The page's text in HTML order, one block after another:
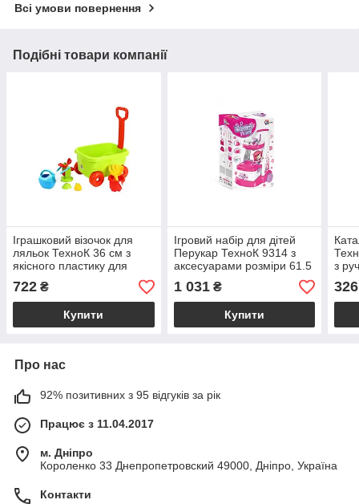
Всі умови повернення
Подібні товари компанії
Іграшковий візочок для
ляльок ТехноК 36 см з
якісного пластику для
дітей від 3 років з місткою
люлькою та великими
колесами
722 ₴
Купити
Ігровий набір для дітей
Перукар ТехноК 9314 з
аксесуарами розміри 61.5
х 37.8 х 20.3 см вага 1945
г для дітей від 3 років
1 031₴
Купити
з
326
Про нас
92% позитивних з 95 відгуків за рік
Працює з 11.04.2017
м. Дніпро
Короленко 33 Днепропетровский 49000, Дніпро, Україна
Контакти